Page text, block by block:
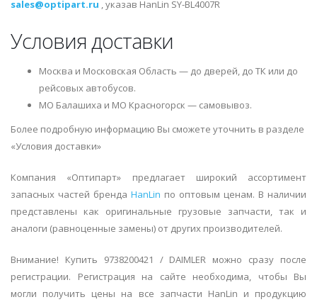
sales@optipart.ru , указав HanLin SY-BL4007R
Условия доставки
Москва и Московская Область — до дверей, до ТК или до
рейсовых автобусов.
МО Балашиха и МО Красногорск — самовывоз.
Более подробную информацию Вы сможете уточнить в разделе
«Условия доставки»
Компания «Оптипарт» предлагает широкий ассортимент
запасных частей бренда HanLin по оптовым ценам. В наличии
представлены как оригинальные грузовые запчасти, так и
аналоги (равноценные замены) от других производителей.
Внимание! Купить 9738200421 / DAIMLER можно сразу после
регистрации. Регистрация на сайте необходима, чтобы Вы
могли получить цены на все запчасти HanLin и продукцию